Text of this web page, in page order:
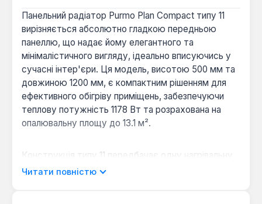
Панельний радіатор Purmo Plan Compact типу 11
вирізняється абсолютно гладкою передньою
панеллю, що надає йому елегантного та
мінімалістичного вигляду, ідеально вписуючись у
сучасні інтер'єри. Ця модель, висотою 500 мм та
довжиною 1200 мм, є компактним рішенням для
ефективного обігріву приміщень, забезпечуючи
теплову потужність 1178 Вт та розрахована на
опалювальну площу до 13.1 м².
Конструкція типу 11 передбачає одну нагрівальну
панель та один конвекційний елемент, приварений
Читати повністю